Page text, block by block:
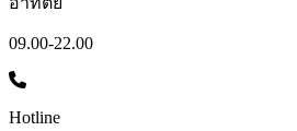
09.00-22.00
Hotline